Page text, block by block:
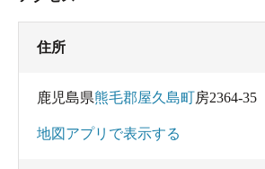
住所
鹿児島県熊毛郡屋久島町房2364-35
地図アプリで表示する